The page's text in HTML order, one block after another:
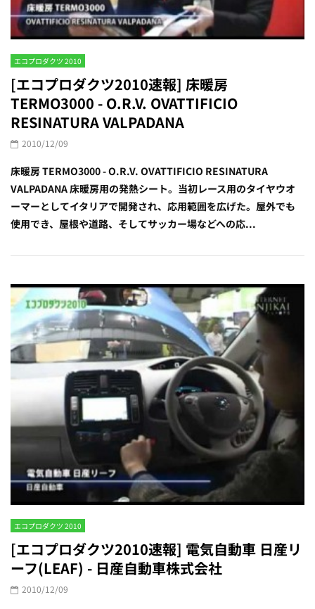
エコプロダクツ 2010
[エコプロダクツ2010速報] 床暖房
TERMO3000 - O.R.V. OVATTIFICIO
RESINATURA VALPADANA
2010/12/09
床暖房 TERMO3000 - O.R.V. OVATTIFICIO RESINATURA
VALPADANA 床暖房用の発熱シート。当初レース用のタイヤウオ
ーマーとしてイタリアで開発され、応用範囲を広げた。屋外でも
使用でき、屋根や道路、そしてサッカー場などへの応...
エコプロダクツ 2010
[エコプロダクツ2010速報] 電気自動車 日産リ
ーフ(LEAF) - 日産自動車株式会社
2010/12/09